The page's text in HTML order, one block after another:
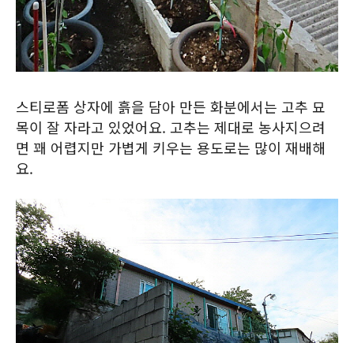
스티로폼 상자에 흙을 담아 만든 화분에서는 고추 묘
목이 잘 자라고 있었어요. 고추는 제대로 농사지으려
면 꽤 어렵지만 가볍게 키우는 용도로는 많이 재배해
요.